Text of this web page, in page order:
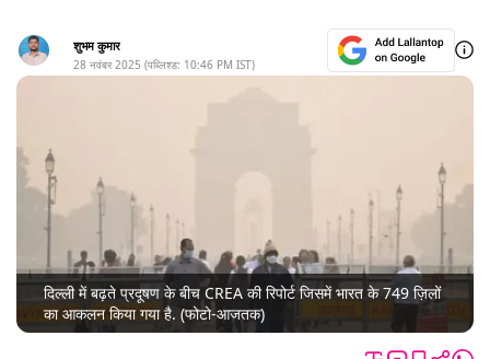
शुभम कुमार
28 नवंबर 2025 (पब्लिश्ड: 10:46 PM IST)
दिल्ली में बढ़ते प्रदूषण के बीच CREA की रिपोर्ट जिसमें भारत के 749 ज़िलों
का आकलन किया गया है. (फोटो-आजतक)